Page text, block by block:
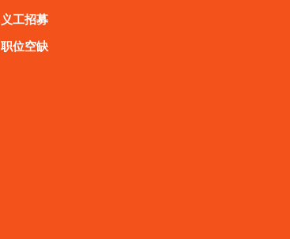
义工招募
职位空缺